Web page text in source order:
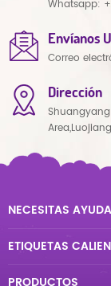
Whatsapp:
Envíanos
Correo
Dirección
NECESITAS AYUDA
ETIQUETAS